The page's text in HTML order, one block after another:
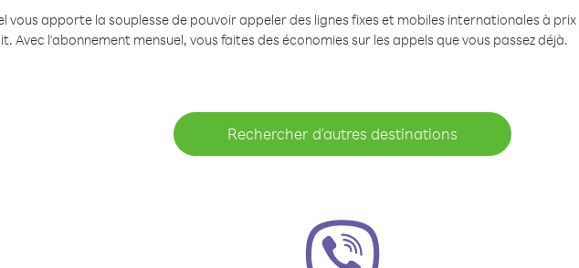
vous apporte la souplesse de pouvoir appeler des lignes fixes et mobiles internationales à
Avec l'abonnement mensuel, vous faites des économies sur les appels que vous passez déjà.
Rechercher d'autres destinations